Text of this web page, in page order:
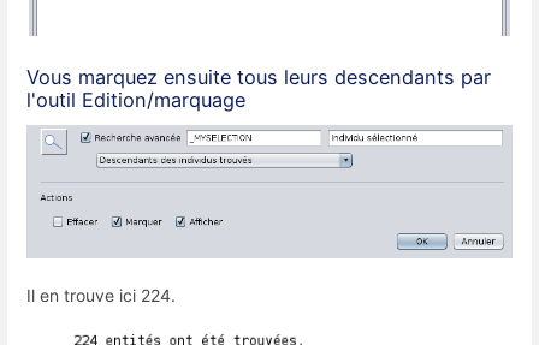
Vous marquez ensuite tous leurs descendants par
l'outil Edition/marquage
Il en trouve ici 224.